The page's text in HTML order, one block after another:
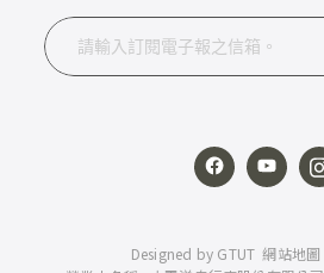
Designed by GTUT 網站地圖